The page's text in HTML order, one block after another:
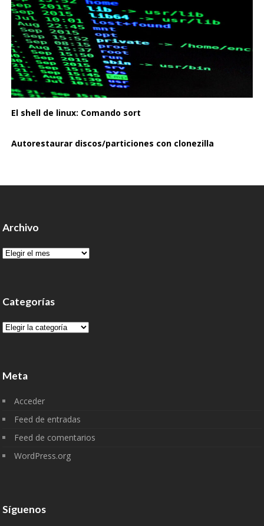
El shell de linux: Comando sort
Autorestaurar discos/particiones con clonezilla
Archivo
Archivo
Categorías
Categorías
Meta
Acceder
Feed de entradas
Feed de comentarios
WordPress.org
Síguenos